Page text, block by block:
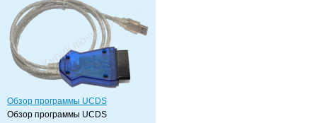
Обзор программы UCDS
Обзор программы UCDS